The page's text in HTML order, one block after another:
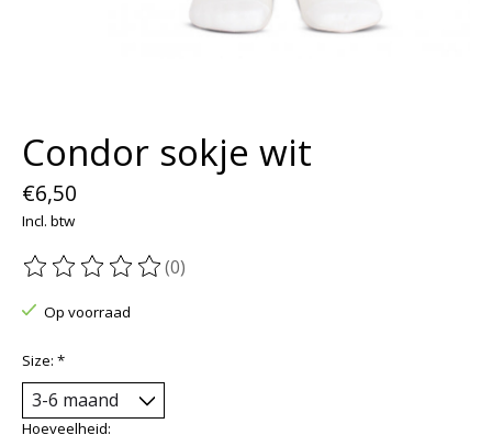
Condor sokje wit
€6,50
Incl. btw
De beoordeling van dit product is
(0)
Op voorraad
Size: *
Hoeveelheid: